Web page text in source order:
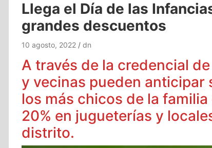
Llega el Día de las
grandes descuentos
10 agosto, 2022 dn
A través de la credencial
y vecinas pueden anticipar
los más chicos de la
20% en jugueterías y
distrito.